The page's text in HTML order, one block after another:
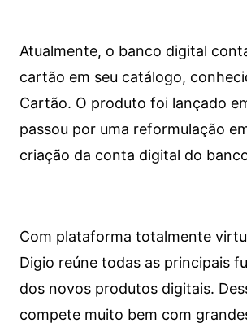
Atualmente, o banco digital
cartão em seu catálogo,
Cartão. O produto foi lançado
passou por uma reformulação
criação da conta digital do
Com plataforma totalmente
Digio reúne todas as principais
dos novos produtos digitais.
compete muito bem com